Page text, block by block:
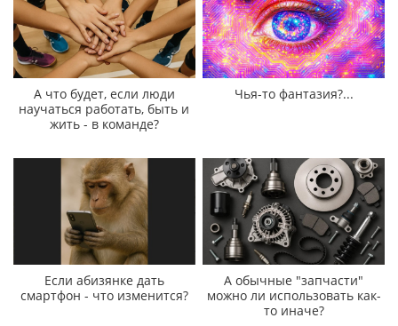
А что будет, если люди
научаться работать, быть и
жить - в команде?
Чья-то фантазия?...
Если абизянке дать
смартфон - что изменится?
А обычные "запчасти"
можно ли использовать как-
то иначе?